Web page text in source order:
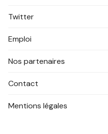
Twitter
Emploi
Nos partenaires
Contact
Mentions légales